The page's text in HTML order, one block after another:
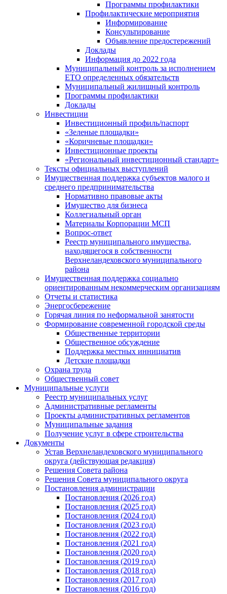
Программы профилактики
Профилактические мероприятия
Информирование
Консультирование
Объявление предостережений
Доклады
Информация до 2022 года
Муниципальный контроль за исполнением
ЕТО определенных обязательств
Муниципальный жилищный контроль
Программы профилактики
Доклады
Инвестиции
Инвестиционный профиль/паспорт
«Зеленые площадки»
«Коричневые площадки»
Инвестиционные проекты
«Региональный инвестиционный стандарт»
Тексты официальных выступлений
Имущественная поддержка субъектов малого и
среднего предпринимательства
Нормативно правовые акты
Имущество для бизнеса
Коллегиальный орган
Материалы Корпорации МСП
Вопрос-ответ
Реестр муниципального имущества,
находящегося в собственности
Верхнеландеховского муниципального
района
Имущественная поддержка социально
ориентированным некоммерческим организациям
Отчеты и статистика
Энергосбережение
Горячая линия по неформальной занятости
Формирование современной городской среды
Общественные территории
Общественное обсуждение
Поддержка местных иннициатив
Детские площадки
Охрана труда
Общественный совет
Муниципальные услуги
Реестр муниципальных услуг
Административные регламенты
Проекты административных регламентов
Муниципальные задания
Получение услуг в сфере строительства
Документы
Устав Верхнеландеховского муниципального
округа (действующая редакция)
Решения Совета района
Решения Совета муниципального округа
Постановления администрации
Постановления (2026 год)
Постановления (2025 год)
Постановления (2024 год)
Постановления (2023 год)
Постановления (2022 год)
Постановления (2021 год)
Постановления (2020 год)
Постановления (2019 год)
Постановления (2018 год)
Постановления (2017 год)
Постановления (2016 год)